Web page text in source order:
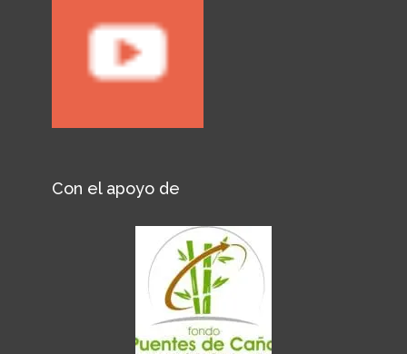
Con el apoyo de